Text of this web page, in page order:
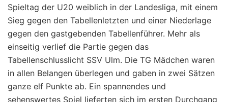
Spieltag der U20 weiblich in der Landesliga, mit einem
Sieg gegen den Tabellenletzten und einer Niederlage
gegen den gastgebenden Tabellenführer. Mehr als
einseitig verlief die Partie gegen das
Tabellenschlusslicht SSV Ulm. Die TG Mädchen waren
in allen Belangen überlegen und gaben in zwei Sätzen
ganze elf Punkte ab. Ein spannendes und
sehenswertes Spiel lieferten sich im ersten Durchgang